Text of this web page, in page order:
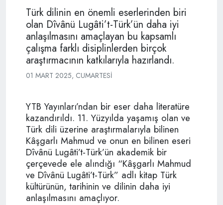
Türk dilinin en önemli eserlerinden biri
olan Dîvânü Lugâti’t-Türk’ün daha iyi
anlaşılmasını amaçlayan bu kapsamlı
çalışma farklı disiplinlerden birçok
araştırmacının katkılarıyla hazırlandı.
01 MART 2025, CUMARTESI
YTB Yayınları’ndan bir eser daha literatüre
kazandırıldı. 11. Yüzyılda yaşamış olan ve
Türk dili üzerine araştırmalarıyla bilinen
Kâşgarlı Mahmud ve onun en bilinen eseri
Dîvânü Lugâti’t-Türk’ün akademik bir
çerçevede ele alındığı “Kâşgarlı Mahmud
ve Dîvânü Lugâti’t-Türk” adlı kitap Türk
kültürünün, tarihinin ve dilinin daha iyi
anlaşılmasını amaçlıyor.